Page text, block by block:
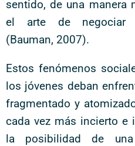
sentido, de una manera
el arte de negociar
(Bauman, 2007).
Estos fenómenos
los jóvenes deban
fragmentado y
cada vez más incierto e
la posibilidad de una